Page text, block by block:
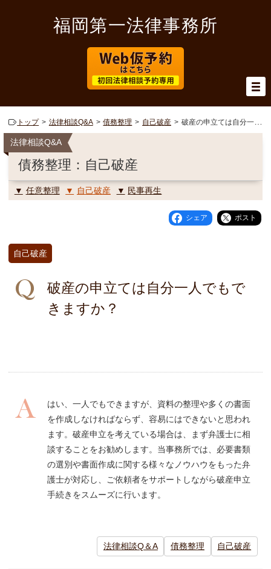
福岡第一法律事務所
トップ 法律相談Q&A 債務整理 自己破産 破産の申立ては自分一人でもできますか？
法律相談Q&A
債務整理：自己破産
任意整理 自己破産 民事再生
シェア ポスト
自己破産
破産の申立ては自分一人でもで
きますか？
はい、一人でもできますが、資料の整理や多くの書面
を作成しなければならず、容易にはできないと思われ
ます。破産申立を考えている場合は、まず弁護士に相
談することをお勧めします。当事務所では、必要書類
の選別や書面作成に関する様々なノウハウをもった弁
護士が対応し、ご依頼者をサポートしながら破産申立
手続きをスムーズに行います。
法律相談Q＆A 債務整理 自己破産